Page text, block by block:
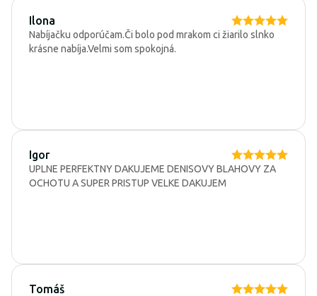
Ilona
Nabíjačku odporúčam.Či bolo pod mrakom ci žiarilo slnko
krásne nabíja.Velmi som spokojná.
Igor
UPLNE PERFEKTNY DAKUJEME DENISOVY BLAHOVY ZA
OCHOTU A SUPER PRISTUP VELKE DAKUJEM
Tomáš